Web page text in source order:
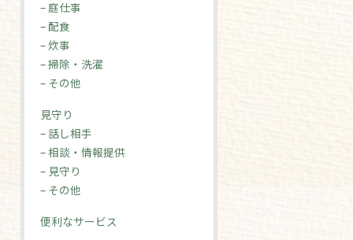
– 庭仕事
– 配食
– 炊事
– 掃除・洗濯
– その他
見守り
– 話し相手
– 相談・情報提供
– 見守り
– その他
便利なサービス